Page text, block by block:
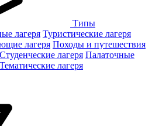
Типы
лагеря Туристические лагеря
лагеря Походы и путешествия
Студенческие лагеря Палаточные
Тематические лагеря